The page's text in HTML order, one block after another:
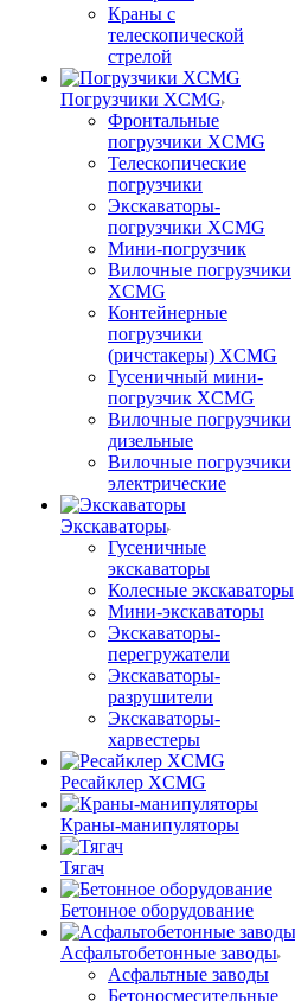
Краны с
телескопической
стрелой
Погрузчики XCMG
Фронтальные
погрузчики XCMG
Телескопические
погрузчики
Экскаваторы-
погрузчики XCMG
Мини-погрузчик
Вилочные погрузчики
XCMG
Контейнерные
погрузчики
(ричстакеры) XCMG
Гусеничный мини-
погрузчик XCMG
Вилочные погрузчики
дизельные
Вилочные погрузчики
электрические
Экскаваторы
Гусеничные
экскаваторы
Колесные экскаваторы
Мини-экскаваторы
Экскаваторы-
перегружатели
Экскаваторы-
разрушители
Экскаваторы-
харвестеры
Ресайклер XCMG
Краны-манипуляторы
Тягач
Бетонное оборудование
Асфальтобетонные заводы
Асфальтные заводы
Бетоносмесительные